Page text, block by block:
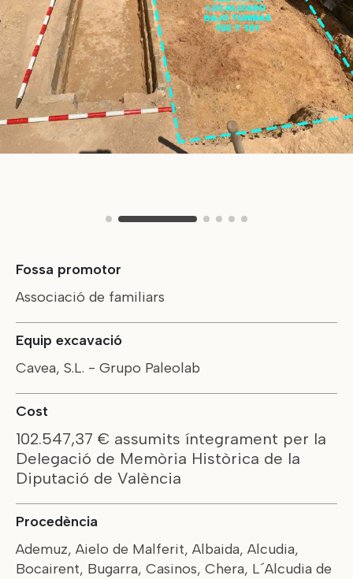
Fossa promotor
Associació de familiars
Equip excavació
Cavea, S.L. - Grupo Paleolab
Cost
102.547,37 € assumits íntegrament per la
Delegació de Memòria Històrica de la
Diputació de València
Procedència
Ademuz, Aielo de Malferit, Albaida, Alcudia,
Bocairent, Bugarra, Casinos, Chera, L´Alcudia de